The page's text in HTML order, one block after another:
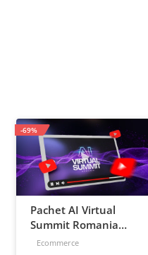
Pachet AI Virtual
Summit Romania
2026: inregistrari +
Ecommerce
-69%